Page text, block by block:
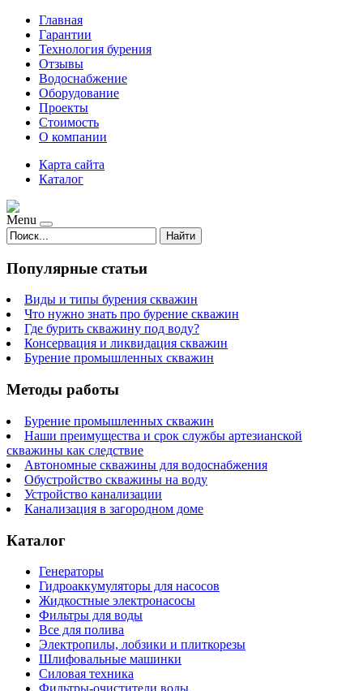
Главная
Гарантии
Технология бурения
Отзывы
Водоснабжение
Оборудование
Проекты
Стоимость
О компании
Карта сайта
Каталог
Menu
Найти
Популярные статьи
Виды и типы бурения скважин
Что нужно знать про бурение скважин
Где бурить скважину под воду?
Консервация и ликвидация скважин
Бурение промышленных скважин
Методы работы
Бурение промышленных скважин
Наши преимущества и срок службы артезианской
скважины как следствие
Автономные скважины для водоснабжения
Обустройство скважины на воду
Устройство канализации
Канализация в загородном доме
Каталог
Генераторы
Гидроаккумуляторы для насосов
Жидкостные электронасосы
Фильтры для воды
Все для полива
Электропилы, лобзики и плиткорезы
Шлифовальные машинки
Силовая техника